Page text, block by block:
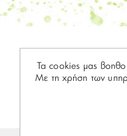
Τα cookies μας
Με τη χρήση των